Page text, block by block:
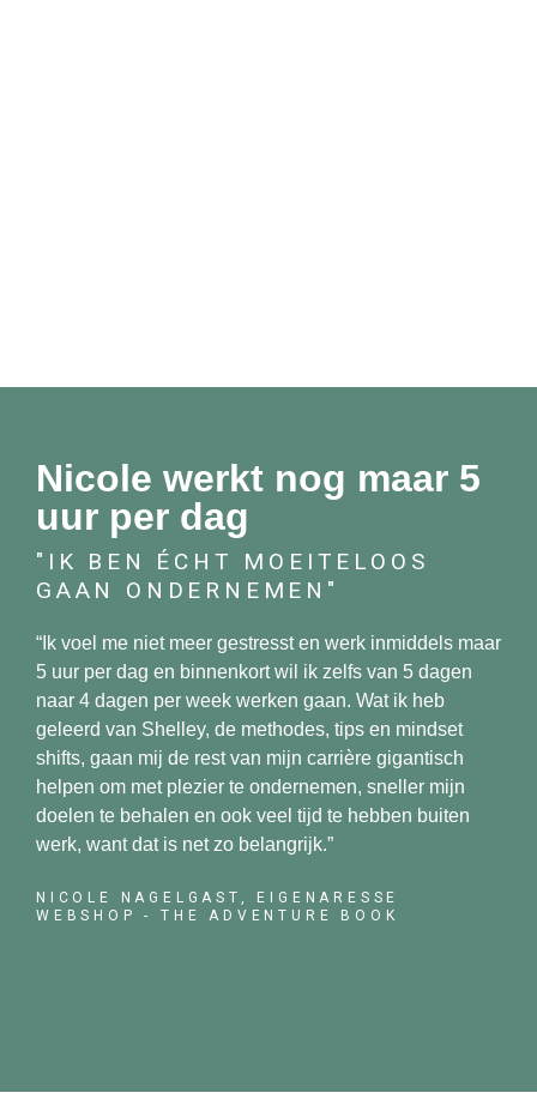
Nicole werkt nog maar 5
uur per dag
"IK BEN ÉCHT MOEITELOOS
GAAN ONDERNEMEN"
“Ik voel me niet meer gestresst en werk inmiddels maar
5 uur per dag en binnenkort wil ik zelfs van 5 dagen
naar 4 dagen per week werken gaan. Wat ik heb
geleerd van Shelley, de methodes, tips en mindset
shifts, gaan mij de rest van mijn carrière gigantisch
helpen om met plezier te ondernemen, sneller mijn
doelen te behalen en ook veel tijd te hebben buiten
werk, want dat is net zo belangrijk.”
NICOLE NAGELGAST, EIGENARESSE
WEBSHOP - THE ADVENTURE BOOK